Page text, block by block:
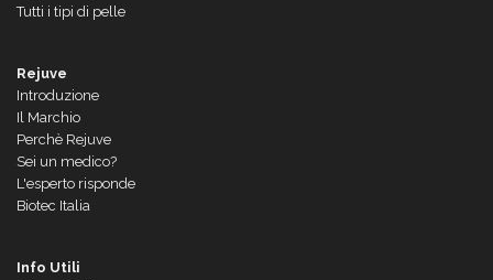
Tutti i tipi di pelle
Rejuve
Introduzione
Il Marchio
Perchè Rejuve
Sei un medico?
L'esperto risponde
Biotec Italia
Info Utili